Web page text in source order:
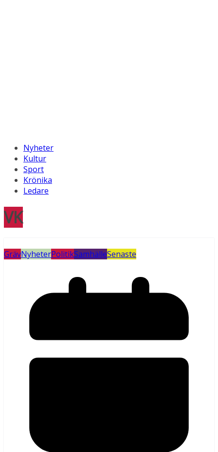
Nyheter
Kultur
Sport
Krönika
Ledare
VK
GrävNyheterPolitikSamhälleSenaste